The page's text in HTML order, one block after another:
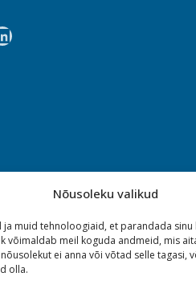
Nõusoleku valikud
ja muid tehnoloogiaid, et parandada sinu
võimaldab meil koguda andmeid, mis
ei anna või võtad selle tagasi,
olla.